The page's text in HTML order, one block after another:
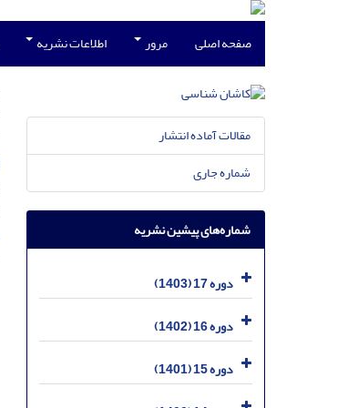
صفحه اصلی مرور اطلاعات نشریه
مقالات آماده انتشار
شماره جاری
شماره‌های پیشین نشریه
دوره 17 (1403)
دوره 16 (1402)
دوره 15 (1401)